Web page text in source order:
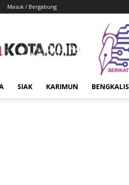
Masuk / Bergabung
Kota
SIAK KARIMUN BENGKALIS